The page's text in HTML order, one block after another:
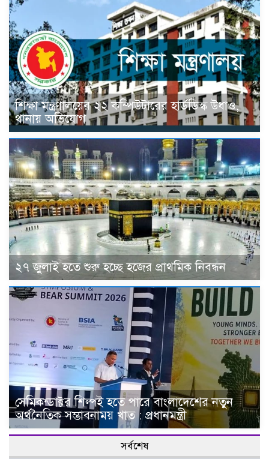
শিক্ষা মন্ত্রণালয়ের ২২ কম্পিউটারের হার্ডডিস্ক উধাও,
থানায় অভিযোগ
২৭ জুলাই হতে শুরু হচ্ছে হজের প্রাথমিক নিবন্ধন
সেমিকন্ডাক্টর শিল্পই হতে পারে বাংলাদেশের নতুন
অর্থনৈতিক সম্ভাবনাময় খাত : প্রধানমন্ত্রী
সর্বশেষ